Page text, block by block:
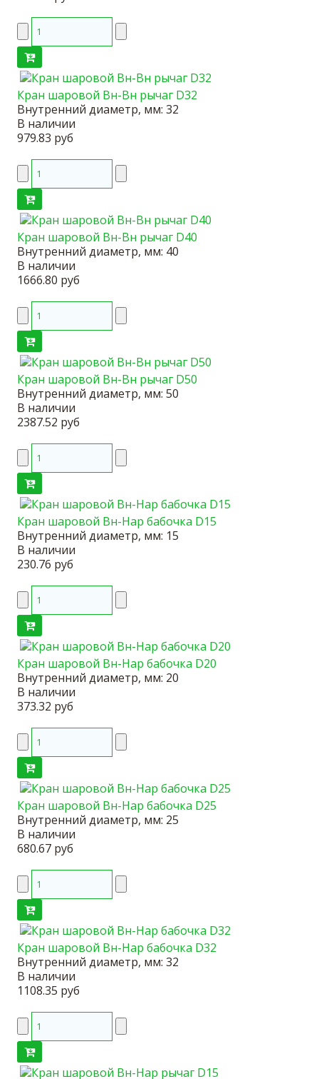
Кран шаровой Вн-Вн рычаг D32
Внутренний диаметр, мм: 32
В наличии
979.83 руб
Кран шаровой Вн-Вн рычаг D40
Внутренний диаметр, мм: 40
В наличии
1666.80 руб
Кран шаровой Вн-Вн рычаг D50
Внутренний диаметр, мм: 50
В наличии
2387.52 руб
Кран шаровой Вн-Нар бабочка D15
Внутренний диаметр, мм: 15
В наличии
230.76 руб
Кран шаровой Вн-Нар бабочка D20
Внутренний диаметр, мм: 20
В наличии
373.32 руб
Кран шаровой Вн-Нар бабочка D25
Внутренний диаметр, мм: 25
В наличии
680.67 руб
Кран шаровой Вн-Нар бабочка D32
Внутренний диаметр, мм: 32
В наличии
1108.35 руб